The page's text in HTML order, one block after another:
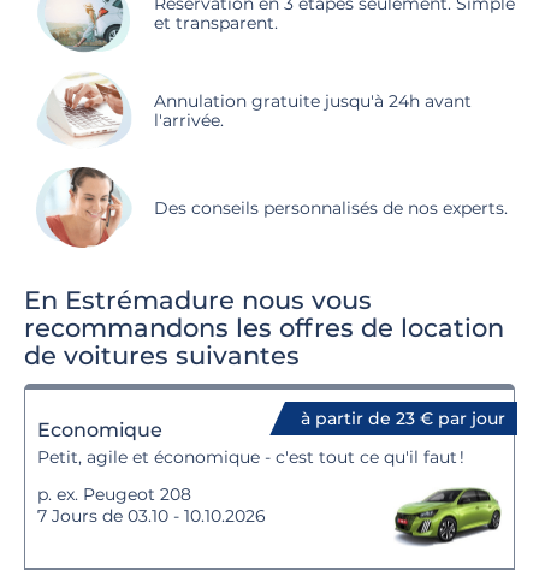
et transparent.
Annulation gratuite jusqu'à 24h avant
l'arrivée.
Des conseils personnalisés de nos experts.
En Estrémadure nous vous
recommandons les offres de location
de voitures suivantes
à partir de 23 € par jour
Economique
Petit, agile et économique - c'est tout ce qu'il faut !
p. ex. Peugeot 208
7 Jours de 03.10 - 10.10.2026